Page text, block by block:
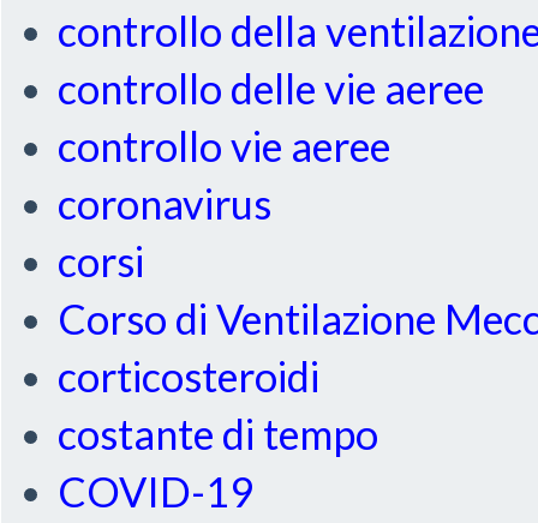
controllo della
controllo delle vie aeree
controllo vie aeree
coronavirus
corsi
Corso di Ventilazione
corticosteroidi
costante di tempo
COVID-19